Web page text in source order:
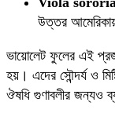
উত্তর আমেরিকায়
ভায়োলেট ফুলের এই
হয়। এদের সৌন্দর্য ও
ঔষধি গুণাবলীর জন্যও